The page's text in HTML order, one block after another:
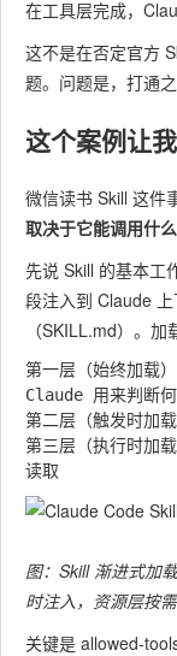
在工具层完成，
这不是在否定官方
题。问题是，打通
这个案例让
微信读书 Skill 这件
取决于它能调用什
先说 Skill 的基本工
段注入到 Claude
（SKILL.md）。加
第一层（始终加载
Claude 用来判断
第二层（触发时加
第三层（执行时加
图：Skill 渐进式加
时注入，资源层按
关键是 allowed-